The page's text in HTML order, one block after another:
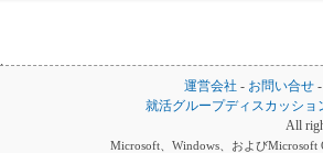
運営会社 - お問い合せ -
就活グループディスカッショ
All
Microsoft、Windows、および